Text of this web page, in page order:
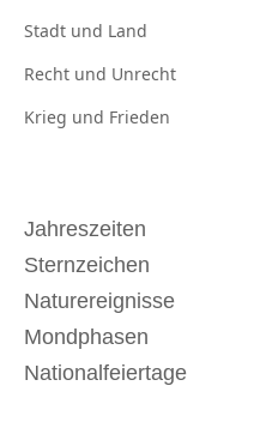
Stadt und Land
Recht und Unrecht
Krieg und Frieden
Jahreszeiten
Sternzeichen
Naturereignisse
Mondphasen
Nationalfeiertage